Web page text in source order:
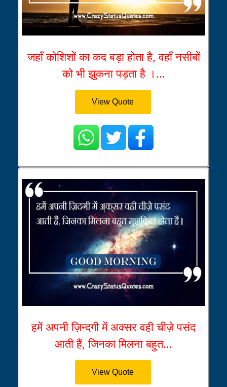
जहाँ कोशिशों का कद बड़ा होता है, वहाँ नसीबों
को भी झुकना पड़ता है ।...
View Quote
हमें अपनी ज़िन्दगी में अक्सर वही चीज़े पसंद
आती हैं, जिनका मिलना बहुत...
View Quote